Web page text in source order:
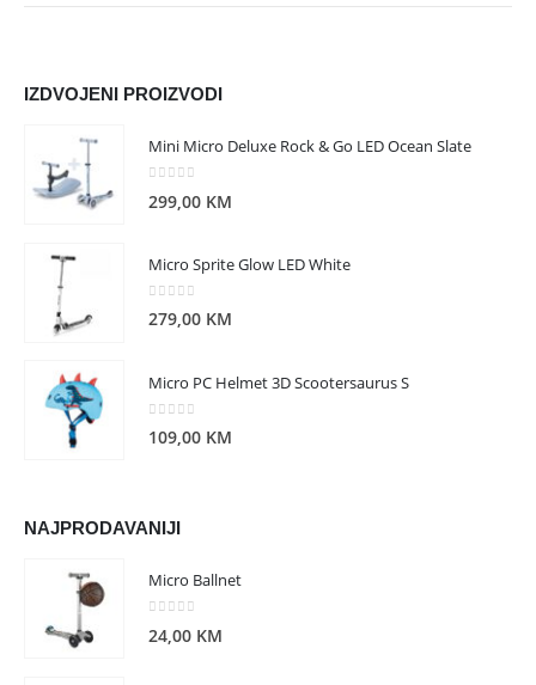
IZDVOJENI PROIZVODI
Mini Micro Deluxe Rock & Go LED Ocean Slate
299,00 KM
Micro Sprite Glow LED White
0out of 5
279,00 KM
Micro PC Helmet 3D Scootersaurus S
0 out of 5
109,00 KM
NAJPRODAVANIJI
Micro Ballnet
24,00 KM